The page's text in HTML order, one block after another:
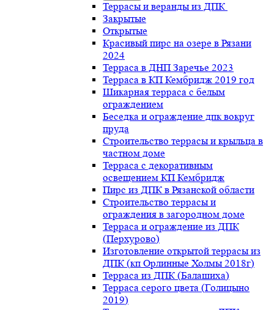
Террасы и веранды из ДПК
Закрытые
Открытые
Красивый пирс на озере в Рязани
2024
Терраса в ДНП Заречье 2023
Терраса в КП Кембридж 2019 год
Шикарная терраса с белым
ограждением
Беседка и ограждение дпк вокруг
пруда
Строительство террасы и крыльца в
частном доме
Терраса с декоративным
освещением КП Кембридж
Пирс из ДПК в Рязанской области
Строительство террасы и
ограждения в загородном доме
Терраса и ограждение из ДПК
(Перхурово)
Изготовление открытой террасы из
ДПК (кп Орлинные Холмы 2018г)
Терраса из ДПК (Балашиха)
Терраса серого цвета (Голицыно
2019)